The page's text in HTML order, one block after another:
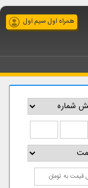
همراه اول سیم اول